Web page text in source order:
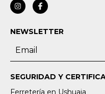
NEWSLETTER
SEGURIDAD Y